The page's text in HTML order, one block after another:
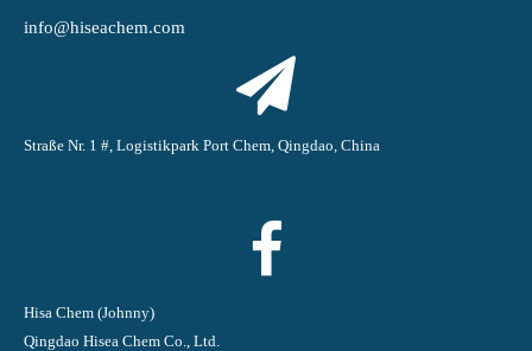
info@hiseachem.com
Straße Nr. 1 #, Logistikpark Port Chem, Qingdao, China
Hisa Chem (Johnny)
Qingdao Hisea Chem Co., Ltd.